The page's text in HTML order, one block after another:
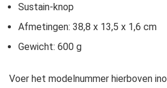
Sustain-knop
Afmetingen: 38,8 x 13,5 x 1,6 cm
Gewicht: 600 g
Voer het modelnummer hierboven